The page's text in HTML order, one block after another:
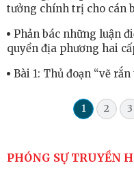
tưởng chính trị cho cán
Phản bác những luận
quyền địa phương hai
Bài 1: Thủ đoạn “vẽ
1 2 3
PHÓNG SỰ TRUYỀN